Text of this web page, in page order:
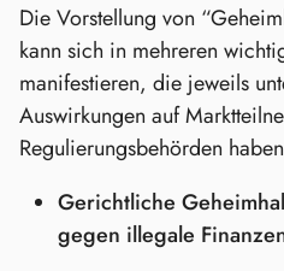
Die Vorstellung von
kann sich in mehreren
manifestieren, die jeweils
Auswirkungen auf
Regulierungsbehörden
Gerichtliche
gegen illegale